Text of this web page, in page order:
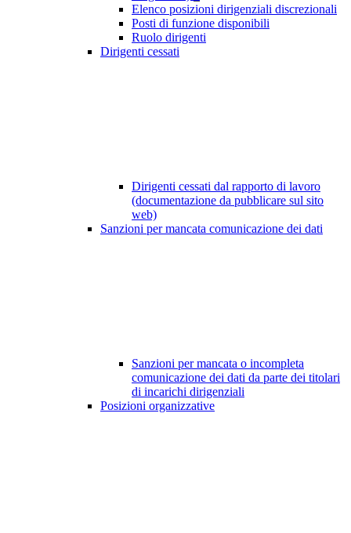
Elenco posizioni dirigenziali discrezionali
Posti di funzione disponibili
Ruolo dirigenti
Dirigenti cessati
Dirigenti cessati dal rapporto di lavoro
(documentazione da pubblicare sul sito
web)
Sanzioni per mancata comunicazione dei dati
Sanzioni per mancata o incompleta
comunicazione dei dati da parte dei titolari
di incarichi dirigenziali
Posizioni organizzative